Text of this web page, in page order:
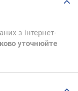
з інтернет-
уточнюйте